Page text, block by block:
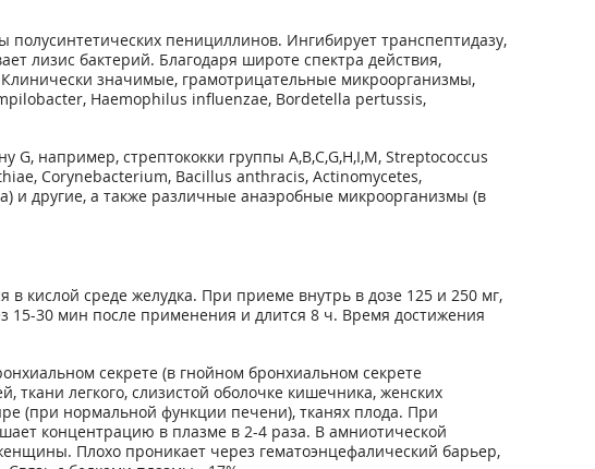
полусинтетических пенициллинов. Ингибирует транспептидазу,
лизис бактерий. Благодаря широте спектра действия,
значимые, грамотрицательные микроорганизмы,
Haemophilus influenzae, Bordetella pertussis,
например, стрептококки группы A,B,C,G,H,I,M, Streptococcus
Corynebacterium, Bacillus anthracis, Actinomycetes,
и другие, а также различные анаэробные микроорганизмы (в
кислой среде желудка. При приеме внутрь в дозе 125 и 250 мг,
15-30 мин после применения и длится 8 ч. Время достижения
секрете (в гнойном бронхиальном секрете
легкого, слизистой оболочке кишечника, женских
(при нормальной функции печени), тканях плода. При
концентрацию в плазме в 2-4 раза. В амниотической
Плохо проникает через гематоэнцефалический барьер,